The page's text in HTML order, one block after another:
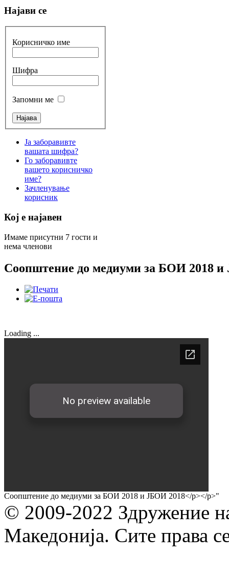
Најави се
Корисничко име
Шифра
Запомни ме
Ја заборавивте
вашата шифра?
Го заборавивте
вашето корисничко
име?
Зачленување
корисник
Кој е најавен
Имаме присутни 7 гости и
нема членови
Соопштение до медиуми за БОИ 2018
Loading ...
Соопштение до медиуми за БОИ 2018 и ЈБОИ 2018</p></p>"
© 2009-2022 Здружение
Македонија. Сите права